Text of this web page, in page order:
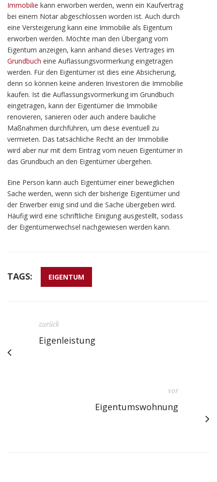
Immobilie kann erworben werden, wenn ein Kaufvertrag
bei einem Notar abgeschlossen worden ist. Auch durch
eine Versteigerung kann eine Immobilie als Eigentum
erworben werden. Möchte man den Übergang vom
Eigentum anzeigen, kann anhand dieses Vertrages im
Grundbuch eine Auflassungsvormerkung eingetragen
werden. Für den Eigentümer ist dies eine Absicherung,
denn so können keine anderen Investoren die Immobilie
kaufen. Ist die Auflassungsvormerkung im Grundbuch
eingetragen, kann der Eigentümer die Immobilie
renovieren, sanieren oder auch andere bauliche
Maßnahmen durchführen, um diese eventuell zu
vermieten. Das tatsächliche Recht an der Immobilie
wird aber nur mit dem Eintrag vom neuen Eigentümer in
das Grundbuch an den Eigentümer übergehen.
Eine Person kann auch Eigentümer einer beweglichen
Sache werden, wenn sich der bisherige Eigentümer und
der Erwerber einig sind und die Sache übergeben wird.
Häufig wird eine schriftliche Einigung ausgestellt, sodass
der Eigentümerwechsel nachgewiesen werden kann.
TAGS: EIGENTUM
zurück
Eigenleistung
vor
Eigentumswohnung